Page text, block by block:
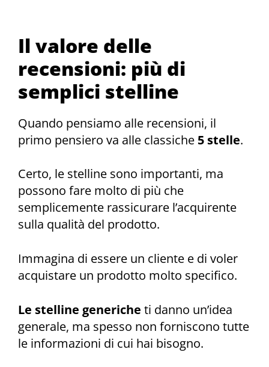
Il valore delle
recensioni: più di
semplici stelline
Quando pensiamo alle recensioni, il
primo pensiero va alle classiche 5 stelle.
Certo, le stelline sono importanti, ma
possono fare molto di più che
semplicemente rassicurare l’acquirente
sulla qualità del prodotto.
Immagina di essere un cliente e di voler
acquistare un prodotto molto specifico.
Le stelline generiche ti danno un’idea
generale, ma spesso non forniscono tutte
le informazioni di cui hai bisogno.